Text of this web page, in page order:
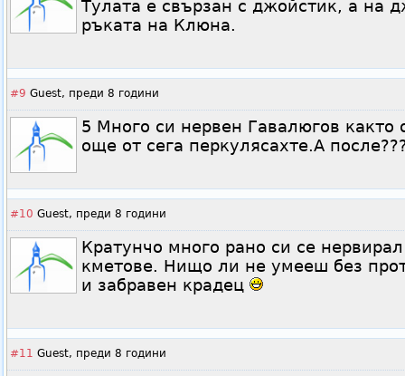
Тулата е свързан с джойстик, а на
ръката на Клюна.
#9 Guest, преди 8 години
5 Много си нервен Гавалюгов както
още от сега перкулясахте.А
#10 Guest, преди 8 години
Кратунчо много рано си се
кметове. Нищо ли не умееш без
и забравен крадец
#11 Guest, преди 8 години